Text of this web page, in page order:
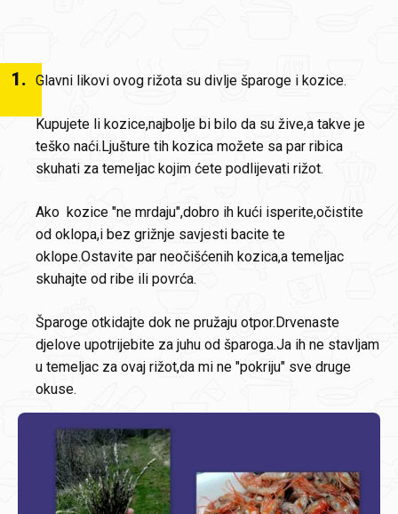
1. Glavni likovi ovog rižota su divlje šparoge i kozice.
Kupujete li kozice,najbolje bi bilo da su žive,a takve je
teško naći.Ljušture tih kozica možete sa par ribica
skuhati za temeljac kojim ćete podlijevati rižot.
Ako kozice "ne mrdaju",dobro ih kući isperite,očistite
od oklopa,i bez grižnje savjesti bacite te
oklope.Ostavite par neočišćenih kozica,a temeljac
skuhajte od ribe ili povrća.
Šparoge otkidajte dok ne pružaju otpor.Drvenaste
djelove upotrijebite za juhu od šparoga.Ja ih ne stavljam
u temeljac za ovaj rižot,da mi ne "pokriju" sve druge
okuse.